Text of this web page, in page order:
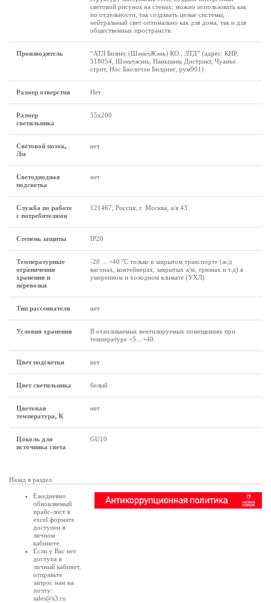
световой рисунок на стенах; можно использовать как
по отдельности, так создавать целые системы;
нейтральный свет оптимально как для дома, так и для
общественных пространств.
Производитель
“АТЛ Бизнес (ШэньчЖэнь) КО., ЛТД” (адрес: КНР,
518054, Шэньчжэнь, Наньшань Дистрикт, Чуанъе
стрит, Нос Баоличэн Билдинг, рум901)
Размер отверстия Нет
Размер
светильника
55x200
Световой поток,
Лм
нет
Светодиодная
подсветка
нет
Служба по работе
с потребителями
121467, Россия, г. Москва, а/я 43.
Степень защиты IP20
Температурные
ограничения
хранения и
перевозки
-20 ... +40 °C только в закрытом транспорте (ж/д
вагонах, контейнерах, закрытых а/м, трюмах и т.д) в
умеренном и холодном климате (УХЛ)
Тип рассеивателя нет
Условия хранения
В отапливаемых вентилируемых помещениях при
температуре +5…+40.
Цвет подсветки нет
Цвет светильника белый
Цветовая
температура, К
нет
Цоколь для
источника света
GU10
Назад в раздел
Ежедневно
обновляемый
прайс-лист в
excel формате
доступен в
личном
кабинете
Если у Вас нет
доступа в
личный кабинет,
отправьте
запрос нам на
почту:
sales@s3.ru